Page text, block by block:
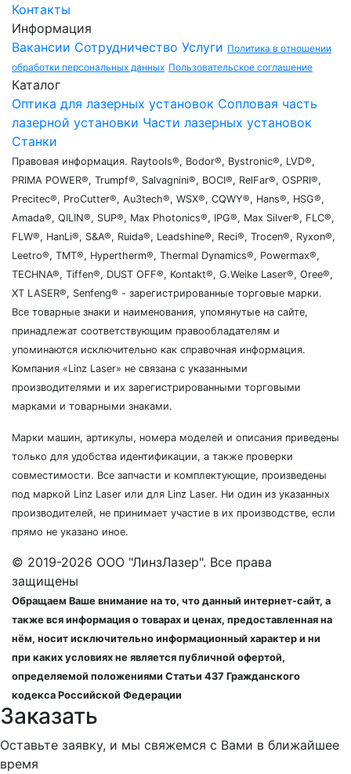
Контакты
Информация
Вакансии Сотрудничество Услуги Политика в отношении
обработки персональных данных Пользовательское соглашение
Каталог
Оптика для лазерных установок Сопловая часть
лазерной установки Части лазерных установок
Станки
Правовая информация. Raytools®, Bodor®, Bystronic®, LVD®,
PRIMA POWER®, Trumpf®, Salvagnini®, BOCI®, RelFar®, OSPRI®,
Precitec®, ProCutter®, Au3tech®, WSX®, CQWY®, Hans®, HSG®,
Amada®, QILIN®, SUP®, Max Photonics®, IPG®, Max Silver®, FLC®,
FLW®, HanLi®, S&A®, Ruida®, Leadshine®, Reci®, Trocen®, Ryxon®,
Leetro®, TMT®, Hypertherm®, Thermal Dynamics®, Powermax®,
TECHNA®, Tiffen®, DUST OFF®, Kontakt®, G.Weike Laser®, Oree®,
XT LASER®, Senfeng® - зарегистрированные торговые марки.
Все товарные знаки и наименования, упомянутые на сайте,
принадлежат соответствующим правообладателям и
упоминаются исключительно как справочная информация.
Компания «Linz Laser» не связана с указанными
производителями и их зарегистрированными торговыми
марками и товарными знаками.
Марки машин, артикулы, номера моделей и описания приведены
только для удобства идентификации, а также проверки
совместимости. Все запчасти и комплектующие, произведены
под маркой Linz Laser или для Linz Laser. Ни один из указанных
производителей, не принимает участие в их производстве, если
прямо не указано иное.
© 2019-2026 ООО "ЛинзЛазер". Все права
защищены
Обращаем Ваше внимание на то, что данный интернет-сайт, а
также вся информация о товарах и ценах, предоставленная на
нём, носит исключительно информационный характер и ни
при каких условиях не является публичной офертой,
определяемой положениями Статьи 437 Гражданского
кодекса Российской Федерации
Заказать
Оставьте заявку, и мы свяжемся с Вами в ближайшее
время